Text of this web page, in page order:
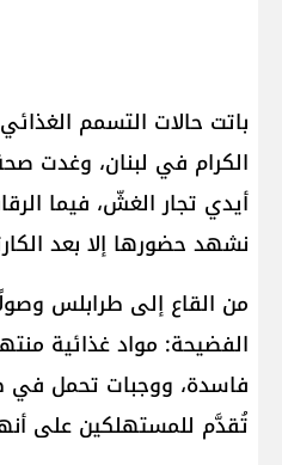
باتت حالات التسمم
الكرام في لبنان، وغدت
أيدي تجار الغشّ، فيما
نشهد حضورها إلا بعد
من القاع إلى طرابلس
الفضيحة: مواد غذائية
فاسدة، ووجبات تحمل في
تُقدَّم للمستهلكين على